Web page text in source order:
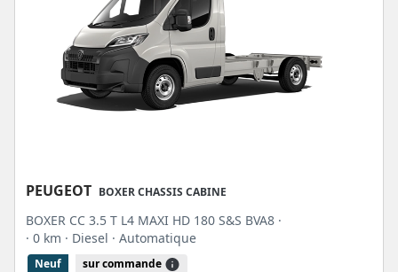
PEUGEOT BOXER CHASSIS CABINE
BOXER CC 3.5 T L4 MAXI HD 180 S&S BVA8 ·
· 0 km · Diesel · Automatique
Neuf sur commande